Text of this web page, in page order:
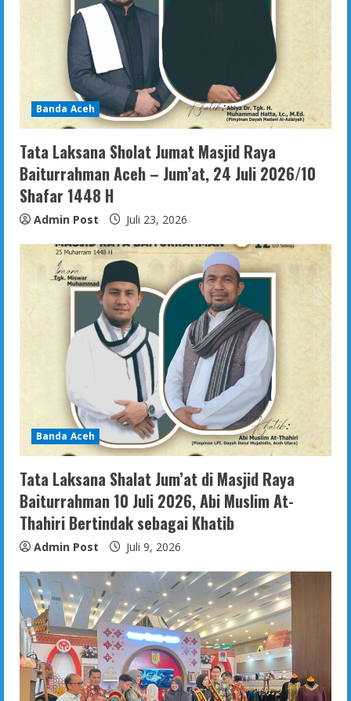
Banda Aceh
Tata Laksana Sholat Jumat Masjid Raya
Baiturrahman Aceh – Jum’at, 24 Juli 2026/10
Shafar 1448 H
Admin Post Juli 23, 2026
Banda Aceh
Tata Laksana Shalat Jum’at di Masjid Raya
Baiturrahman 10 Juli 2026, Abi Muslim At-
Thahiri Bertindak sebagai Khatib
Admin Post Juli 9, 2026